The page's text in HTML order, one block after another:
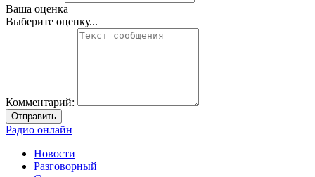
Ваша оценка
Выберите оценку...
Комментарий:
Отправить
Радио онлайн
Новости
Разговорный